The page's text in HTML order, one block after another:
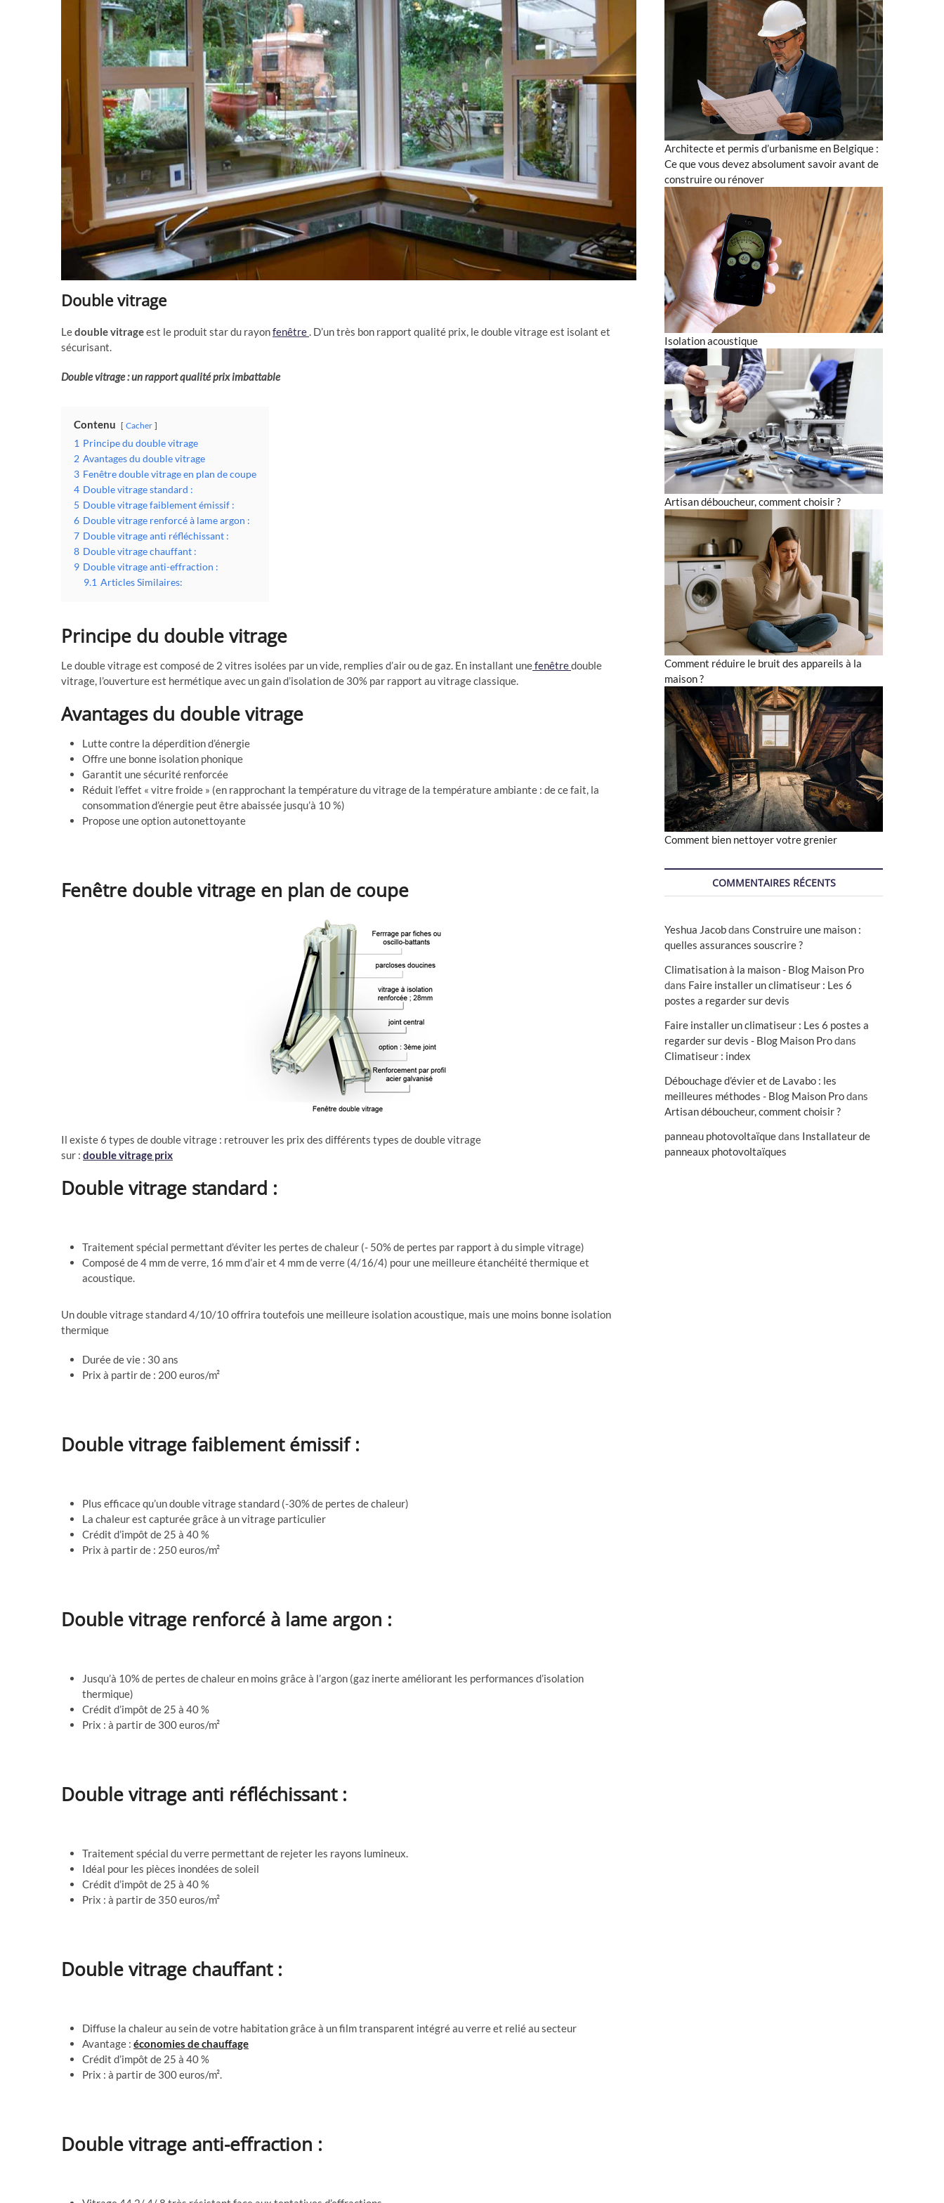
Double vitrage
Ledouble vitrageest le produit star du rayonfenêtre. D’un très bon rapport qualité prix, le double vitrage est isolant et
sécurisant.
Double vitrage : un rapport qualité prix imbattable
Contenu Cacher
1 Principe du double vitrage
2 Avantages du double vitrage
3 Fenêtre double vitrage en plan de coupe
4 Double vitrage standard :
5 Double vitrage faiblement émissif :
6 Double vitrage renforcé à lame argon :
7 Double vitrage anti réfléchissant :
8 Double vitrage chauffant :
9 Double vitrage anti-effraction :
9.1 Articles Similaires:
Principe du double vitrage
Le double vitrage est composé de 2 vitres isolées par un vide, remplies d’air ou de gaz. En installant unefenêtredouble
vitrage, l’ouverture est hermétique avec un gain d’isolation de 30% par rapport au vitrage classique.
Avantages du double vitrage
Lutte contre la déperdition d’énergie
Offre une bonne isolation phonique
Garantit une sécurité renforcée
Réduit l’effet « vitre froide » (en rapprochant la température du vitrage de la température ambiante : de ce fait, la
consommation d’énergie peut être abaissée jusqu’à 10 %)
Propose une option autonettoyante
Fenêtre double vitrage en plan de coupe
Il existe 6 types de double vitrage : retrouver les prix des différents types de double vitrage
sur : double vitrage prix
Double vitrage standard :
Traitement spécial permettant d’éviter les pertes de chaleur (- 50% de pertes par rapport à du simple vitrage)
Composé de 4 mm de verre, 16 mm d’air et 4 mm de verre (4/16/4) pour une meilleure étanchéité thermique et
acoustique.
Un double vitrage standard 4/10/10 offrira toutefois une meilleure isolation acoustique, mais une moins bonne isolation
thermique
Durée de vie : 30 ans
Prix à partir de : 200 euros/m²
Double vitrage faiblement émissif :
Plus efficace qu’un double vitrage standard (-30% de pertes de chaleur)
La chaleur est capturée grâce à un vitrage particulier
Crédit d’impôt de 25 à 40 %
Prix à partir de : 250 euros/m²
Double vitrage renforcé à lame argon :
Jusqu’à 10% de pertes de chaleur en moins grâce à l’argon (gaz inerte améliorant les performances d’isolation
thermique)
Crédit d’impôt de 25 à 40 %
Prix : à partir de 300 euros/m²
Double vitrage anti réfléchissant :
Traitement spécial du verre permettant de rejeter les rayons lumineux.
Idéal pour les pièces inondées de soleil
Crédit d’impôt de 25 à 40 %
Prix : à partir de 350 euros/m²
Double vitrage chauffant :
Diffuse la chaleur au sein de votre habitation grâce à un film transparent intégré au verre et relié au secteur
Avantage : économies de chauffage
Crédit d’impôt de 25 à 40 %
Prix : à partir de 300 euros/m².
Double vitrage anti-effraction :
Architecte et permis d’urbanisme en Belgique :
Ce que vous devez absolument savoir avant de
construire ou rénover
Isolation acoustique
Artisan déboucheur, comment choisir ?
Comment réduire le bruit des appareils à la
maison ?
Comment bien nettoyer votre grenier
COMMENTAIRES RÉCENTS
Yeshua Jacobdans Construire une maison :
quelles assurances souscrire ?
Climatisation à la maison - Blog Maison Pro
dans Faire installer un climatiseur : Les 6
postes a regarder sur devis
Faire installer un climatiseur : Les 6 postes a
regarder sur devis - Blog Maison Prodans
Climatiseur : index
Débouchage d’évier et de Lavabo : les
meilleures méthodes - Blog Maison Prodans
Artisan déboucheur, comment choisir ?
panneau photovoltaïquedans Installateur de
panneaux photovoltaïques